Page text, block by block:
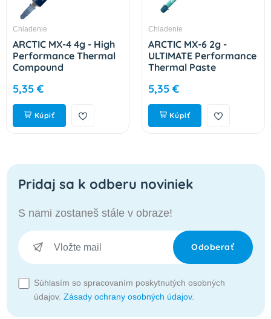
Chladenie
ARCTIC MX-4 4g - High
Performance Thermal
Compound
5,35 €
Kúpiť
Chladenie
ARCTIC MX-6 2g -
ULTIMATE Performance
Thermal Paste
5,35 €
Kúpiť
Pridaj sa k odberu noviniek
S nami zostaneš stále v obraze!
Odoberať
Súhlasím so spracovaním poskytnutých osobných
údajov. Zásady ochrany osobných údajov.